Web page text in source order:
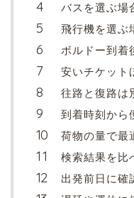
バスを選ぶ場
飛行機を選ぶ
ボルドー到着
安いチケット
往路と復路は
到着時刻から
荷物の量で最
検索結果を比
出発前日に確